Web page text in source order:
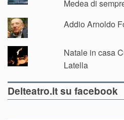
Medea di
Addio Arnoldo
Natale in casa
Latella
Delteatro.it su facebook